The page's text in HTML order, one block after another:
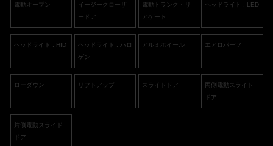
電動オープン
イージークローザ
ードア
電動トランク・リ
アゲート
ヘッドライト : LED
ヘッドライト : HID
ヘッドライト : ハロ
ゲン
アルミホイール エアロパーツ
ローダウン リフトアップ スライドドア
両側電動スライド
ドア
片側電動スライド
ドア